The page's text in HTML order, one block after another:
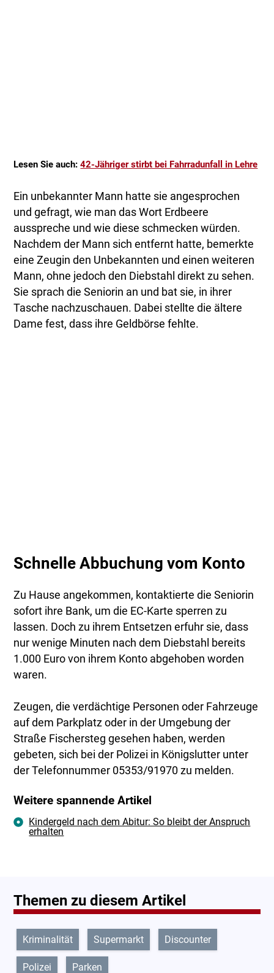
Lesen Sie auch:42-Jähriger stirbt bei Fahrradunfall in Lehre
Ein unbekannter Mann hatte sie angesprochen
und gefragt, wie man das Wort Erdbeere
ausspreche und wie diese schmecken würden.
Nachdem der Mann sich entfernt hatte, bemerkte
eine Zeugin den Unbekannten und einen weiteren
Mann, ohne jedoch den Diebstahl direkt zu sehen.
Sie sprach die Seniorin an und bat sie, in ihrer
Tasche nachzuschauen. Dabei stellte die ältere
Dame fest, dass ihre Geldbörse fehlte.
Schnelle Abbuchung vom Konto
Zu Hause angekommen, kontaktierte die Seniorin
sofort ihre Bank, um die EC-Karte sperren zu
lassen. Doch zu ihrem Entsetzen erfuhr sie, dass
nur wenige Minuten nach dem Diebstahl bereits
1.000 Euro von ihrem Konto abgehoben worden
waren.
Zeugen, die verdächtige Personen oder Fahrzeuge
auf dem Parkplatz oder in der Umgebung der
Straße Fischersteg gesehen haben, werden
gebeten, sich bei der Polizei in Königslutter unter
der Telefonnummer 05353/91970 zu melden.
Weitere spannende Artikel
Kindergeld nach dem Abitur: So bleibt der Anspruch
erhalten
Themen zu diesem Artikel
Kriminalität Supermarkt Discounter
Polizei Parken